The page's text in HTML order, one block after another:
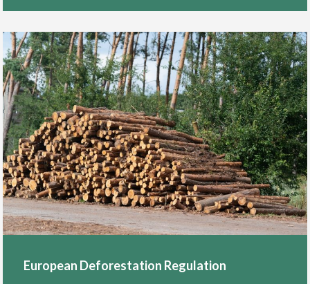
European Deforestation Regulation